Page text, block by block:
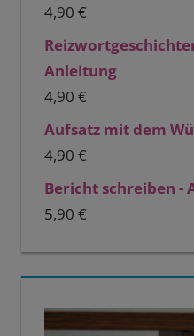
4,90 €
Anleitung
4,90 €
Aufsatz mit dem
4,90 €
Bericht schreiben
5,90 €